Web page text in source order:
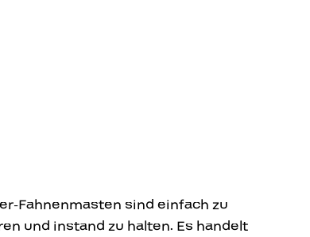
Fahnenmasten sind einfach zu
und instand zu halten. Es handelt